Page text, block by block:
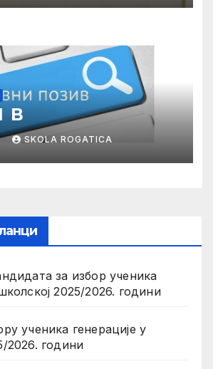
В
SKOLA ROGATICA
за избор ученика
2025/2026. години
ученика генерације у
2026. години